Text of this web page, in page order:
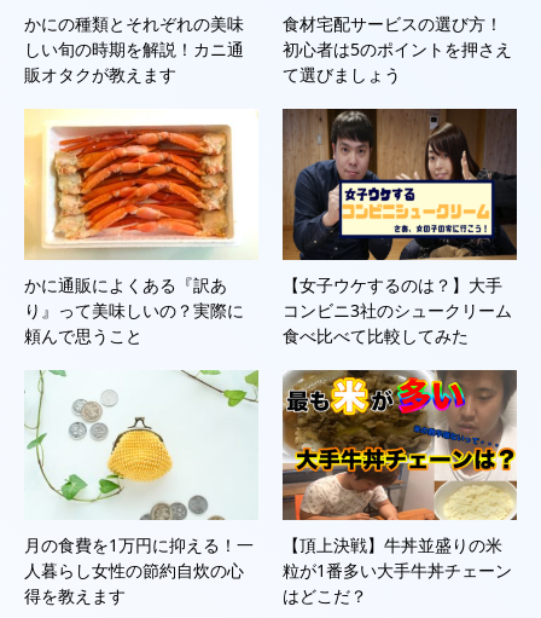
かにの種類とそれぞれの美味
しい旬の時期を解説！カニ通
販オタクが教えます
食材宅配サービスの選び方！
初心者は5のポイントを押さえ
て選びましょう
かに通販によくある『訳あ
り』って美味しいの？実際に
頼んで思うこと
【女子ウケするのは？】大手
コンビニ3社のシュークリーム
食べ比べて比較してみた
月の食費を1万円に抑える！一
人暮らし女性の節約自炊の心
得を教えます
【頂上決戦】牛丼並盛りの米
粒が1番多い大手牛丼チェーン
はどこだ？